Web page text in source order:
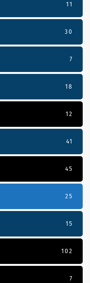
11
30
7
18
12
41
45
25
15
102
7